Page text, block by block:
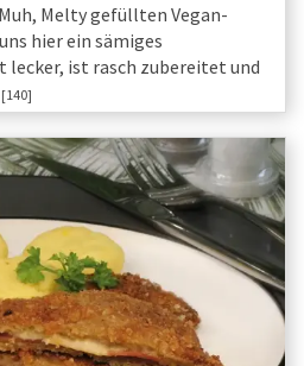
Melty gefüllten Vegan-
hier ein sämiges
lecker, ist rasch zubereitet und
[140]